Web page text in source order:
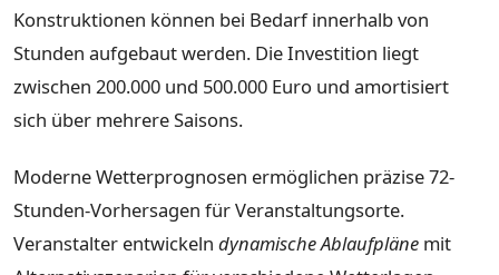
Konstruktionen können bei Bedarf innerhalb von
Stunden aufgebaut werden. Die Investition liegt
zwischen 200.000 und 500.000 Euro und amortisiert
sich über mehrere Saisons.
Moderne Wetterprognosen ermöglichen präzise 72-
Stunden-Vorhersagen für Veranstaltungsorte.
Veranstalter entwickeln dynamische Ablaufpläne mit